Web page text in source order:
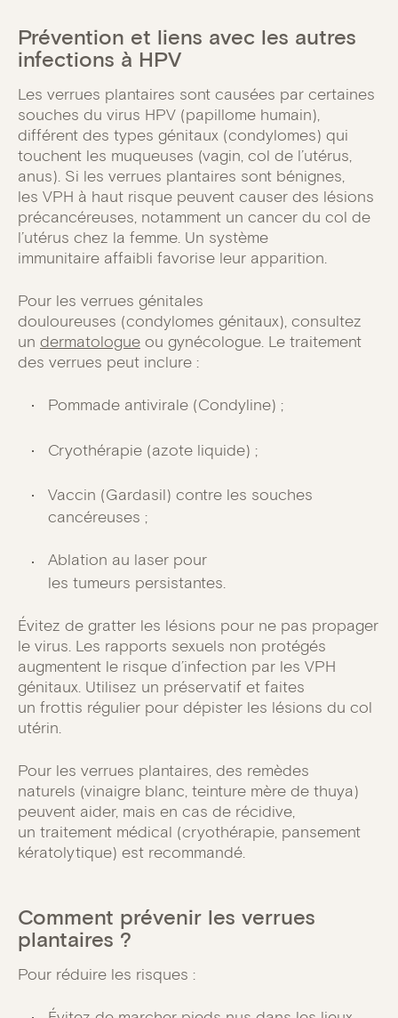
Prévention et liens avec les autres
infections à HPV
Les verrues plantaires sont causées par certaines
souches du virus HPV (papillome humain),
différent des types génitaux (condylomes) qui
touchent les muqueuses (vagin, col de l’utérus,
anus). Si les verrues plantaires sont bénignes,
les VPH à haut risque peuvent causer des lésions
précancéreuses, notamment un cancer du col de
l’utérus chez la femme. Un système
immunitaire affaibli favorise leur apparition.
Pour les verrues génitales
douloureuses (condylomes génitaux), consultez
un dermatologue ou gynécologue. Le traitement
des verrues peut inclure :
Pommade antivirale (Condyline) ;
Cryothérapie (azote liquide) ;
Vaccin (Gardasil) contre les souches
cancéreuses ;
Ablation au laser pour
les tumeurs persistantes.
Évitez de gratter les lésions pour ne pas propager
le virus. Les rapports sexuels non protégés
augmentent le risque d’infection par les VPH
génitaux. Utilisez un préservatif et faites
un frottis régulier pour dépister les lésions du col
utérin.
Pour les verrues plantaires, des remèdes
naturels (vinaigre blanc, teinture mère de thuya)
peuvent aider, mais en cas de récidive,
un traitement médical (cryothérapie, pansement
kératolytique) est recommandé.
Comment prévenir les verrues
plantaires ?
Pour réduire les risques :